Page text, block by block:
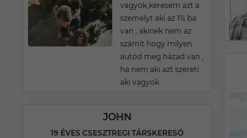
vagyok,keresem azt a
személyt aki az 1% ba
van , akinek nem az
számít hogy milyen
autód meg házad van ,
ha nem aki azt szereti
aki vagyok
JOHN
19 ÉVES CSESZTREGI TÁRSKERESŐ